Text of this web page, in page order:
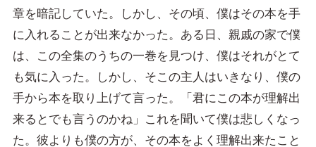
章を暗記していた。しかし、その頃、僕はその本を手
に入れることが出来なかった。ある日、親戚の家で僕
は、この全集のうちの一巻を見つけ、僕はそれがとて
も気に入った。しかし、そこの主人はいきなり、僕の
手から本を取り上げて言った。「君にこの本が理解出
来るとでも言うのかね」これを聞いて僕は悲しくなっ
た。彼よりも僕の方が、その本をよく理解出来たこと